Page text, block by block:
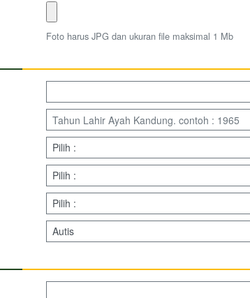
Foto harus JPG dan ukuran file maksimal 1 Mb